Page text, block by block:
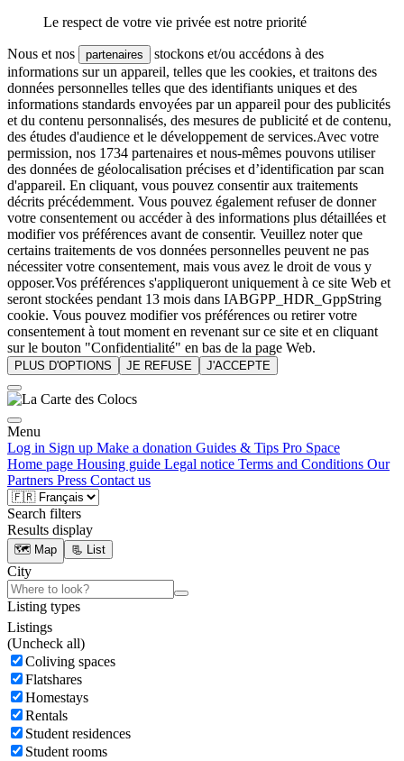
Le respect de votre vie privée est notre priorité
Nous et nos partenaires
stockons et/ou accédons à des
informations sur un appareil, telles que les cookies, et traitons des
données personnelles telles que des identifiants uniques et des
informations standards envoyées par un appareil pour des publicités
et du contenu personnalisés, des mesures de publicité et de contenu,
des études d'audience et le développement de services.Avec votre
permission, nos 1734 partenaires et nous-mêmes pouvons utiliser
des données de géolocalisation précises et d’identification par scan
d'appareil. En cliquant, vous pouvez consentir aux traitements
décrits précédemment. Vous pouvez également refuser de donner
votre consentement ou accéder à des informations plus détaillées et
modifier vos préférences avant de consentir. Veuillez noter que
certains traitements de vos données personnelles peuvent ne pas
nécessiter votre consentement, mais vous avez le droit de vous y
opposer.Vos préférences s'appliqueront uniquement à ce site Web et
seront stockées pendant 13 mois dans IABGPP_HDR_GppString
cookie. Vous pouvez modifier vos préférences ou retirer votre
consentement à tout moment en revenant sur ce site et en cliquant
sur le bouton "Confidentialité" en bas de la page Web.
PLUS D'OPTIONS JE REFUSE J'ACCEPTE
Menu
Log in Sign up Make a donation Guides & Tips Pro Space
Home page Housing guide Legal notice Terms and Conditions Our
Partners Press Contact us
Search filters
Results display
🗺️ Map 📃 List
City
Listing types
Listings
(Uncheck all)
Coliving spaces
Flatshares
Homestays
Rentals
Student residences
Student rooms